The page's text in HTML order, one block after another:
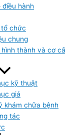
điều hành
chức
chung
hình thành và cơ
kỹ thuật
giá
khám chữa bệnh
tác